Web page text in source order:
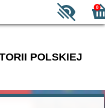
0
POLSKIEJ